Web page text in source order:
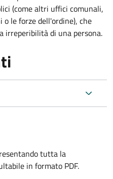
(come altri uffici comunali,
le forze dell'ordine), che
irreperibilità di una persona.
tutta la
in formato PDF.